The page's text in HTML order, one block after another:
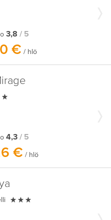
3,8 / 5
€ / hlö
4,3 / 5
€ / hlö
